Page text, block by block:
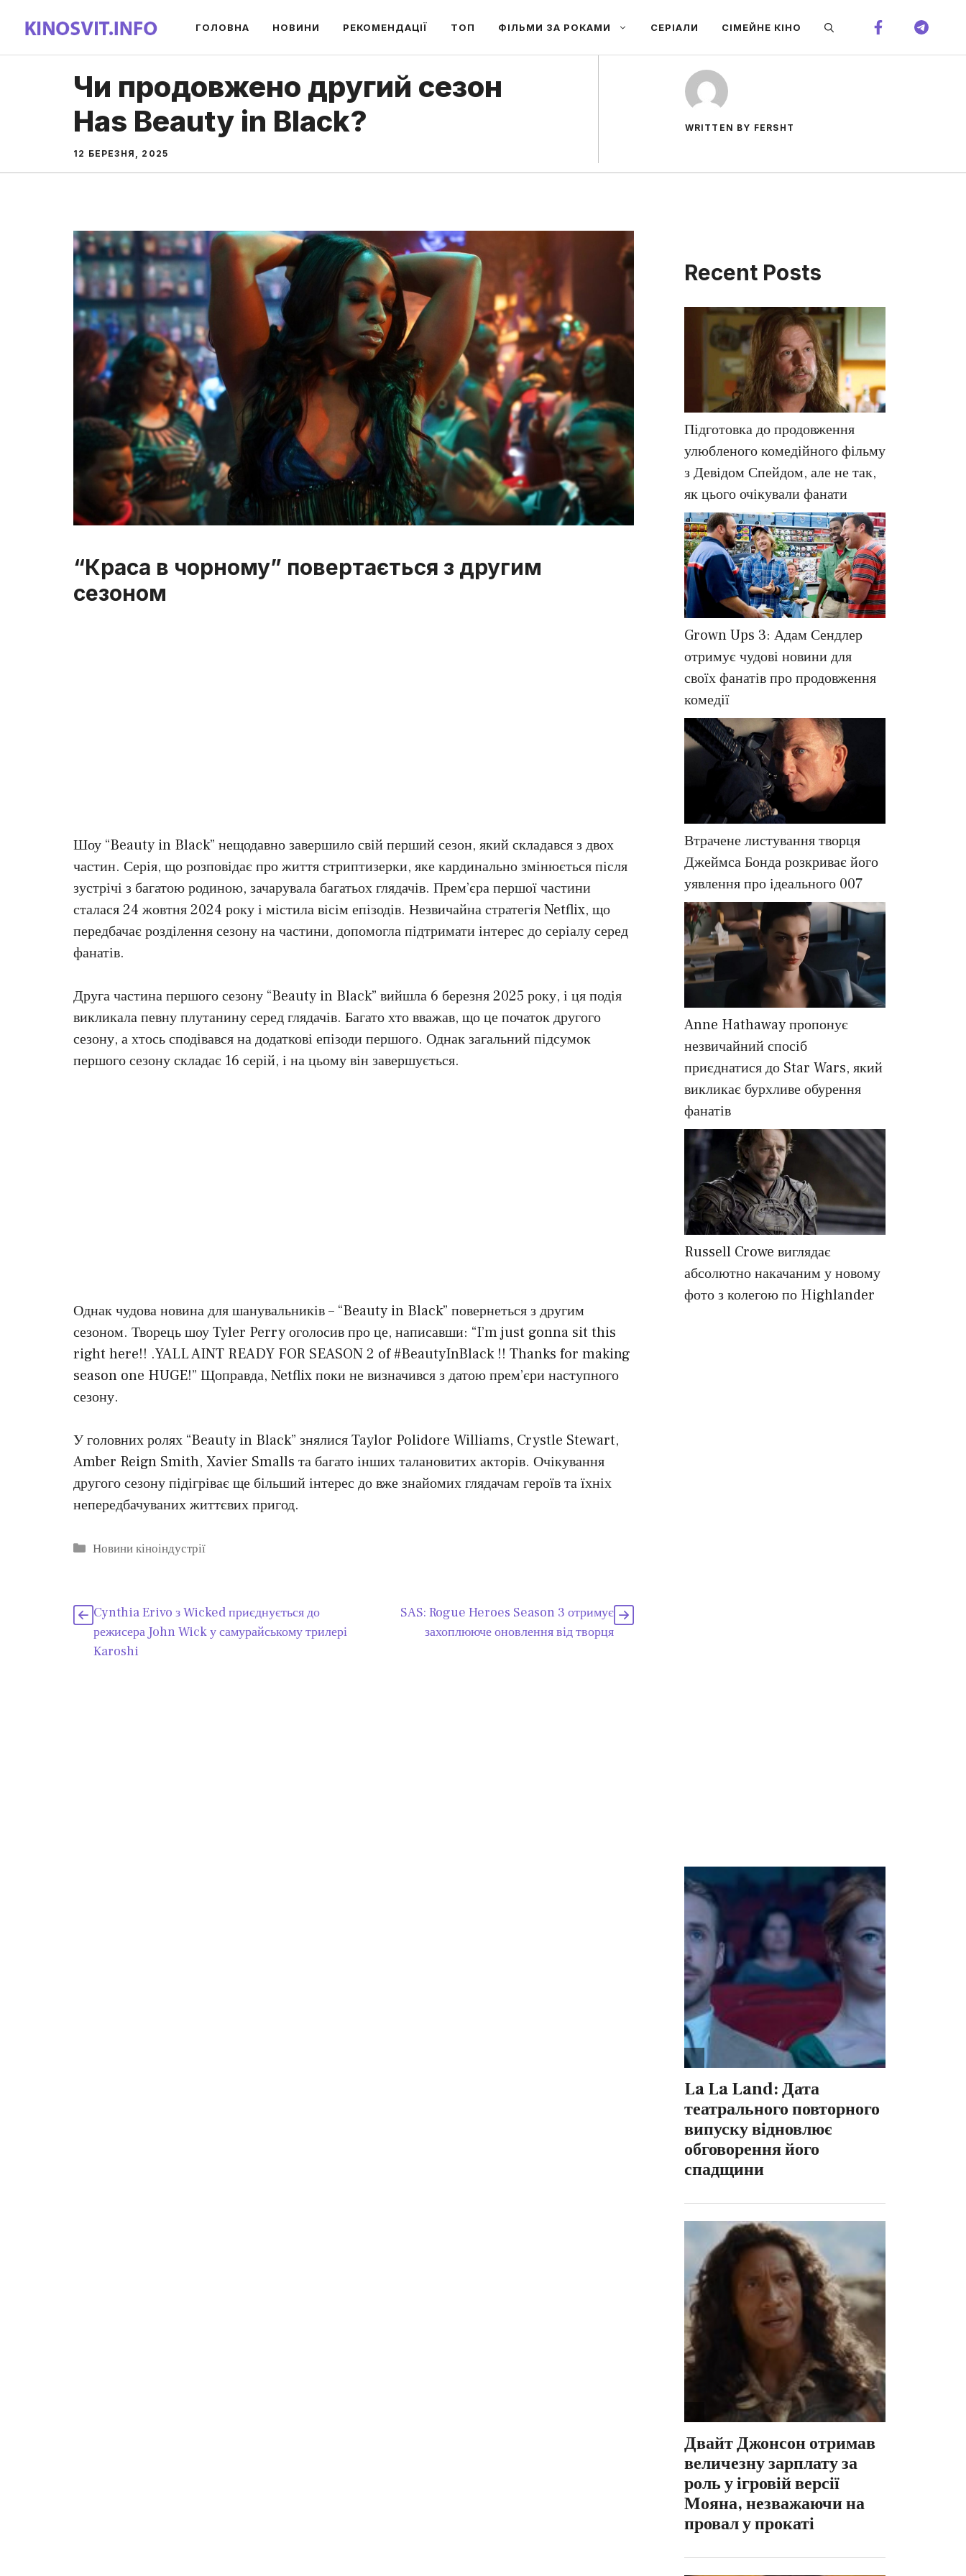
вмісту
ГОЛОВНА НОВИНИ РЕКОМЕНДАЦІЇ ТОП ФІЛЬМИ ЗА РОКАМИ СЕРІАЛИ СІМЕЙНЕ КІНО
Чи продовжено другий сезон
Has Beauty in Black?
12 БЕРЕЗНЯ, 2025
WRITTEN BY FERSHT
“Краса в чорному” повертається з другим
сезоном
Шоу “Beauty in Black” нещодавно завершило свій перший сезон, який складався з двох
частин. Серія, що розповідає про життя стриптизерки, яке кардинально змінюється після
зустрічі з багатою родиною, зачарувала багатьох глядачів. Прем’єра першої частини
сталася 24 жовтня 2024 року і містила вісім епізодів. Незвичайна стратегія Netflix, що
передбачає розділення сезону на частини, допомогла підтримати інтерес до серіалу серед
фанатів.
Друга частина першого сезону “Beauty in Black” вийшла 6 березня 2025 року, і ця подія
викликала певну плутанину серед глядачів. Багато хто вважав, що це початок другого
сезону, а хтось сподівався на додаткові епізоди першого. Однак загальний підсумок
першого сезону складає 16 серій, і на цьому він завершується.
Однак чудова новина для шанувальників – “Beauty in Black” повернеться з другим
сезоном. Творець шоу Tyler Perry оголосив про це, написавши: “I’m just gonna sit this
right here!! .YALL AINT READY FOR SEASON 2 of #BeautyInBlack !! Thanks for making
season one HUGE!” Щоправда, Netflix поки не визначився з датою прем’єри наступного
сезону.
У головних ролях “Beauty in Black” знялися Taylor Polidore Williams, Crystle Stewart,
Amber Reign Smith, Xavier Smalls та багато інших талановитих акторів. Очікування
другого сезону підігріває ще більший інтерес до вже знайомих глядачам героїв та їхніх
непередбачуваних життєвих пригод.
Категорії
Новини кіноіндустрії
Cynthia Erivo з Wicked приєднується до
режисера John Wick у самурайському трилері
Karoshi
SAS: Rogue Heroes Season 3 отримує
захоплююче оновлення від творця
Recent Posts
Підготовка до продовження
улюбленого комедійного фільму
з Девідом Спейдом, але не так,
як цього очікували фанати
Grown Ups 3: Адам Сендлер
отримує чудові новини для
своїх фанатів про продовження
комедії
Втрачене листування творця
Джеймса Бонда розкриває його
уявлення про ідеального 007
Anne Hathaway пропонує
незвичайний спосіб
приєднатися до Star Wars, який
викликає бурхливе обурення
фанатів
Russell Crowe виглядає
абсолютно накачаним у новому
фото з колегою по Highlander